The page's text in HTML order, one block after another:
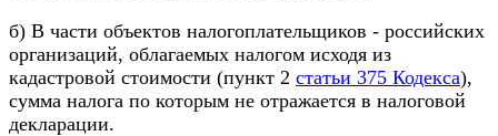
б) В части объектов налогоплательщиков - российских
организаций, облагаемых налогом исходя из
кадастровой стоимости (пункт 2 статьи 375 Кодекса),
сумма налога по которым не отражается в налоговой
декларации.